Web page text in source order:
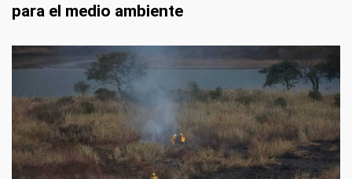
para el medio ambiente